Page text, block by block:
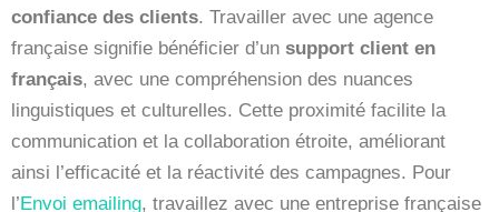
confiance des clients. Travailler avec une agence
française signifie bénéficier d’un support client en
français, avec une compréhension des nuances
linguistiques et culturelles. Cette proximité facilite la
communication et la collaboration étroite, améliorant
ainsi l’efficacité et la réactivité des campagnes. Pour
l’Envoi emailing, travaillez avec une entreprise française